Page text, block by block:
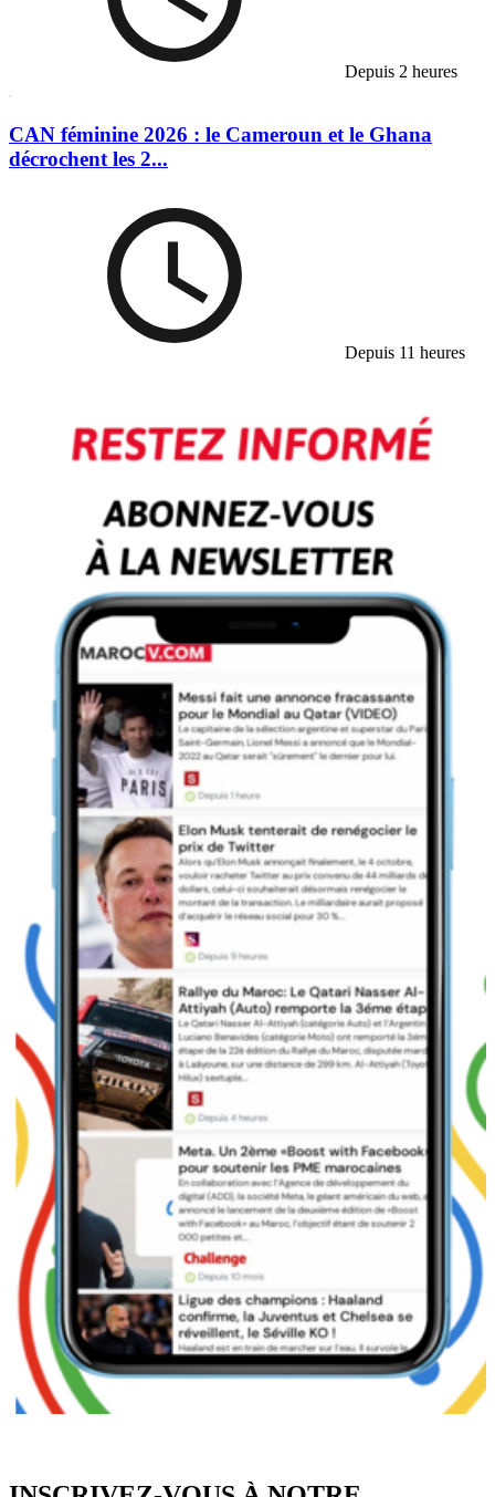
Depuis 2 heures
CAN féminine 2026 : le Cameroun et le Ghana
décrochent les 2...
Depuis 11 heures